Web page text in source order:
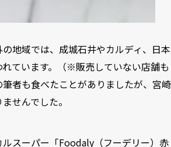
地域では、成城石井やカルディ、日本
ています。（※販売していない店舗も
者も食べたことがありましたが、宮崎
せんでした。
スーパー「Foodaly（フーデリー）赤